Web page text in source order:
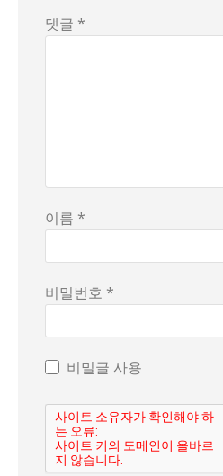
댓글 *
이름 *
비밀번호 *
비밀글 사용